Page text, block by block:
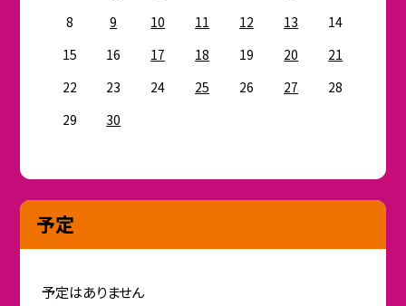
8
9 10 11 12 13
14
15
16 17 18 19 20
21
22
23 24 25 26 27
28
29
30
予定
予定はありません